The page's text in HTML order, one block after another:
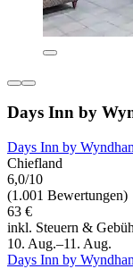
Days Inn by
Days Inn by
Chiefland
6,0/10
(1.001 Bewertungen)
63 €
inkl. Steuern &
10. Aug.–11. Aug.
Days Inn by